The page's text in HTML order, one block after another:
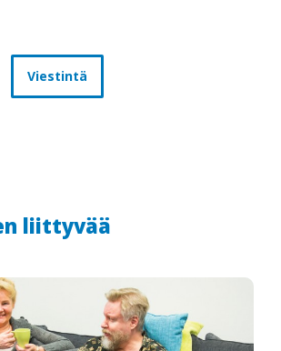
Viestintä
liittyvää